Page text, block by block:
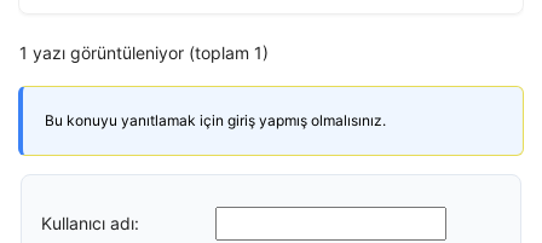
1 yazı görüntüleniyor (toplam 1)
Bu konuyu yanıtlamak için giriş yapmış olmalısınız.
Kullanıcı adı: